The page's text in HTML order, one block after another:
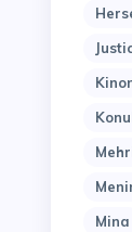
Mina